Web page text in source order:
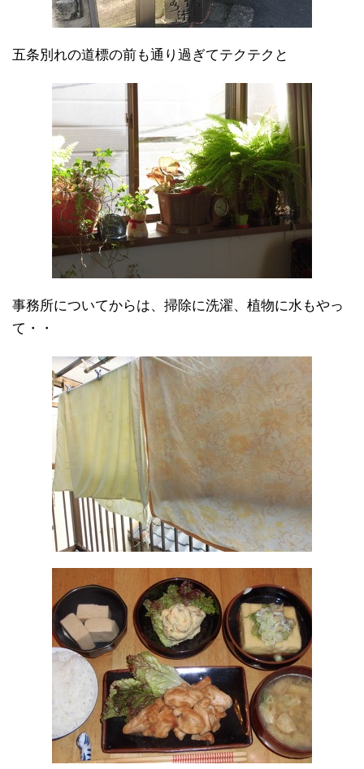
五条別れの道標の前も通り過ぎてテクテクと
事務所についてからは、掃除に洗濯、植物に水もやっ
て・・